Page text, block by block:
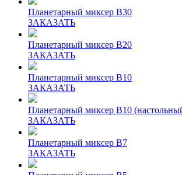
Планетарный миксер B30
ЗАКАЗАТЬ
Планетарный миксер B20
ЗАКАЗАТЬ
Планетарный миксер В10
ЗАКАЗАТЬ
Планетарный миксер В10
ЗАКАЗАТЬ
Планетарный миксер В7
ЗАКАЗАТЬ